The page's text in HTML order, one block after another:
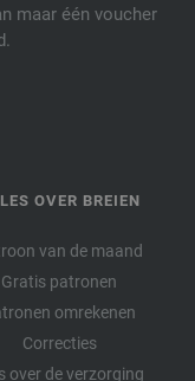
maar één voucher
OVER BREIEN
van de maand
Gratis patronen
omrekenen
Correcties
over de verzorging